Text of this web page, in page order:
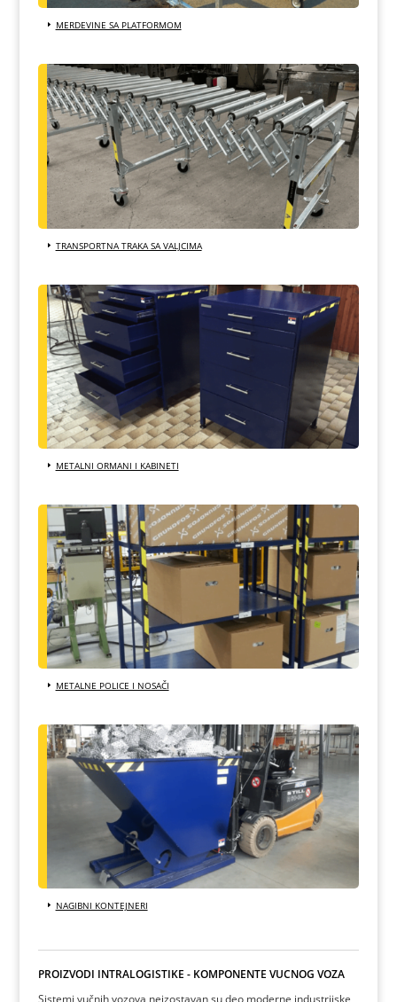
MERDEVINE SA PLATFORMOM
TRANSPORTNA TRAKA SA VALJCIMA
METALNI ORMANI I KABINETI
METALNE POLICE I NOSAČI
NAGIBNI KONTEJNERI
PROIZVODI INTRALOGISTIKE - KOMPONENTE VUČNOG VOZA